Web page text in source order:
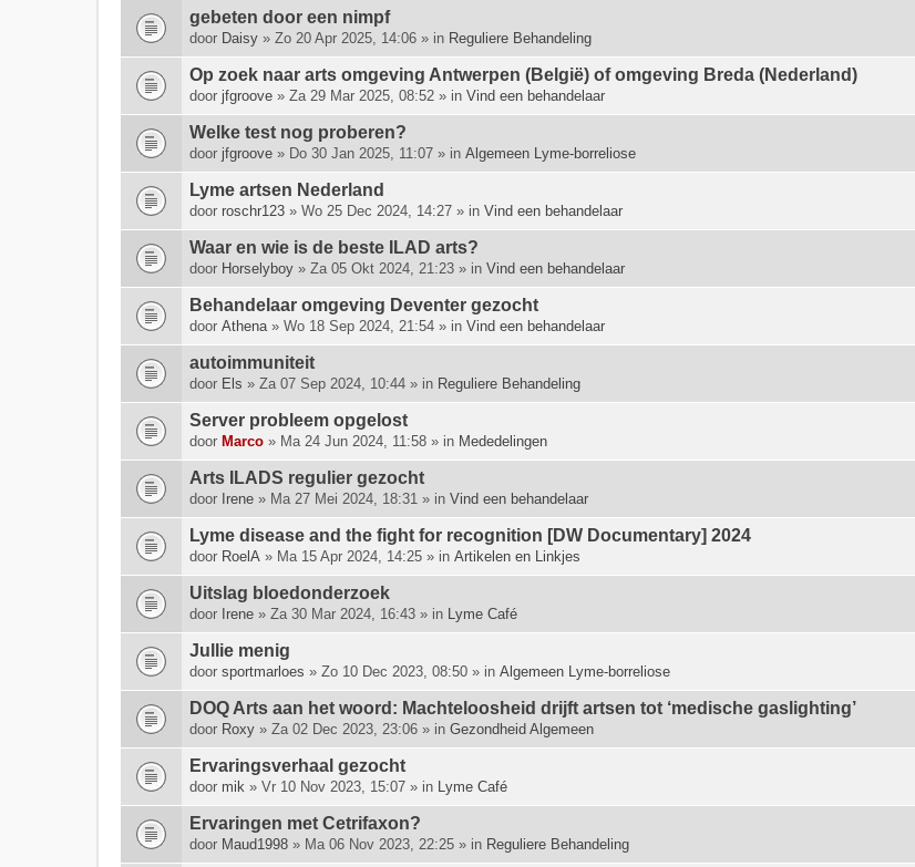
p
e
i
l
n
g
gebeten door een nimpf
door Daisy » Zo 20 Apr 2025, 14:06 » in Reguliere Behandeling
Op zoek naar arts omgeving Antwerpen (België) of omgeving Breda (Nederland)
door jfgroove » Za 29 Mar 2025, 08:52 » in Vind een behandelaar
Welke test nog proberen?
door jfgroove » Do 30 Jan 2025, 11:07 » in Algemeen Lyme-borreliose
Lyme artsen Nederland
door roschr123 » Wo 25 Dec 2024, 14:27 » in Vind een behandelaar
Waar en wie is de beste ILAD arts?
door Horselyboy » Za 05 Okt 2024, 21:23 » in Vind een behandelaar
Behandelaar omgeving Deventer gezocht
door Athena» Wo 18 Sep 2024, 21:54 » in Vind een behandelaar
autoimmuniteit
door Els » Za 07 Sep 2024, 10:44 » in Reguliere Behandeling
Server probleem opgelost
door Marco » Ma 24 Jun 2024, 11:58 » in Mededelingen
Arts ILADS regulier gezocht
door Irene » Ma 27 Mei 2024, 18:31 » in Vind een behandelaar
Lyme disease and the fight for recognition [DW Documentary] 2024
door RoelA » Ma 15 Apr 2024, 14:25 » in Artikelen en Linkjes
Uitslag bloedonderzoek
door Irene » Za 30 Mar 2024, 16:43 » in Lyme Café
Jullie menig
door sportmarloes » Zo 10 Dec 2023, 08:50 » in Algemeen Lyme-borreliose
DOQ Arts aan het woord: Machte­loosheid drijft artsen tot ‘medische gas­lighting’
door Roxy » Za 02 Dec 2023, 23:06 » in Gezondheid Algemeen
Ervaringsverhaal gezocht
door mik » Vr 10 Nov 2023, 15:07 » in Lyme Café
Ervaringen met Cetrifaxon?
door Maud1998 » Ma 06 Nov 2023, 22:25 » in Reguliere Behandeling